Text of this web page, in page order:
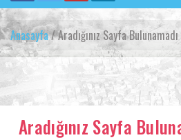
Anasayfa/ Aradığınız Sayfa Bulunamadı
Aradığınız Sayfa